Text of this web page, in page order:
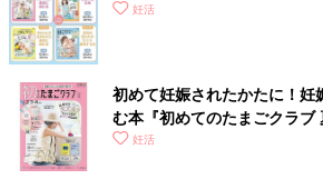
妊活
初めて妊娠されたかたに！妊
む本『初めてのたまごクラブ
妊活